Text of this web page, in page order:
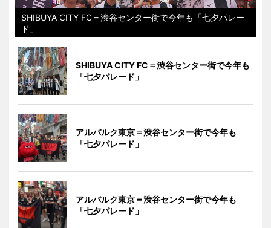
SHIBUYA CITY FC＝渋谷センター街で今年も「七夕パレー
ド」
SHIBUYA CITY FC＝渋谷センター街で今年も
「七夕パレード」
アルバルク東京＝渋谷センター街で今年も
「七夕パレード」
アルバルク東京＝渋谷センター街で今年も
「七夕パレード」